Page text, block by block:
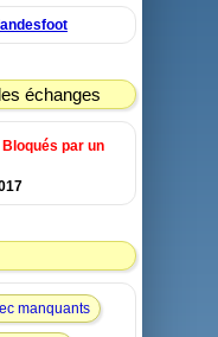
échanges
Bloqués par un
manquants